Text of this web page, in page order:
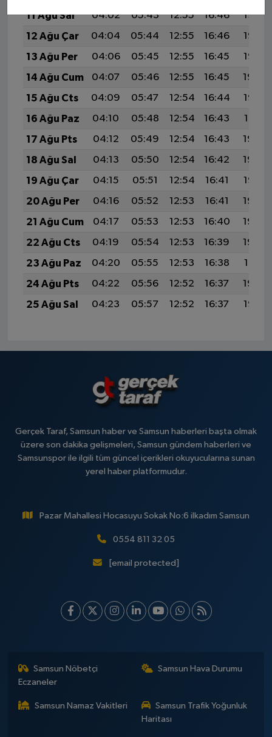
11 Ağu Sal
04:02 05:43 12:55 16:46
19:58
12 Ağu Çar
04:04 05:44 12:55 16:46
19:57
13 Ağu Per
04:06 05:45 12:55 16:45
19:55
14 Ağu Cum
04:07 05:46 12:55 16:45
19:54
15 Ağu Cts
04:09 05:47 12:54 16:44
19:52
16 Ağu Paz
04:10 05:48 12:54 16:43
19:51
17 Ağu Pts
04:12 05:49 12:54 16:43
19:50
18 Ağu Sal
04:13 05:50 12:54 16:42
19:48
19 Ağu Çar
04:15 05:51 12:54 16:41
19:47
20 Ağu Per
04:16 05:52 12:53 16:41
19:45
21 Ağu Cum
04:17 05:53 12:53 16:40
19:44
22 Ağu Cts
04:19 05:54 12:53 16:39
19:42
23 Ağu Paz
04:20 05:55 12:53 16:38
19:41
24 Ağu Pts
04:22 05:56 12:52 16:37
19:39
25 Ağu Sal
04:23 05:57 12:52 16:37 19:38
Gerçek Taraf, Samsun haber ve Samsun haberleri başta olmak
üzere son dakika gelişmeleri, Samsun gündem haberleri ve
Samsunspor ile ilgili tüm güncel içerikleri okuyucularına sunan
yerel haber platformudur.
Pazar Mahallesi Hocasuyu Sokak No:6 ilkadım Samsun
0554 811 32 05
[email protected]
Samsun Nöbetçi
Eczaneler
Samsun Hava Durumu
Samsun Namaz Vakitleri
Samsun Trafik Yoğunluk
Haritası